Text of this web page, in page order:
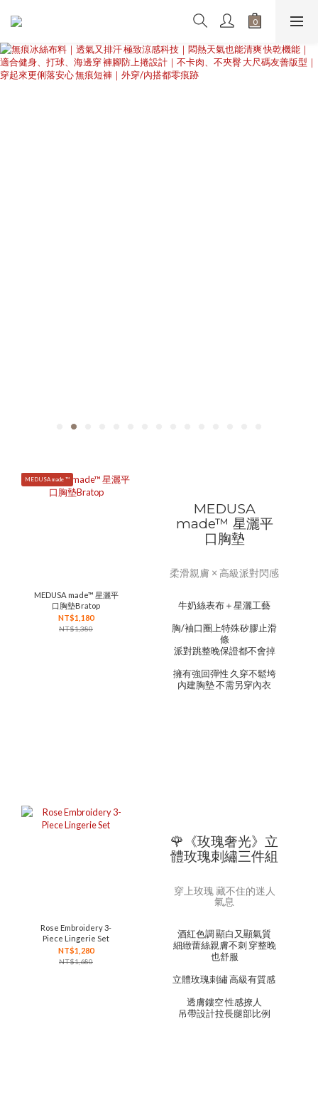
MEDUSA made ™
MEDUSA made™ 星灑平
口胸墊Bratop
NT$1,180
NT$1,380
MEDUSA
made™ 星灑平
口胸墊
柔滑親膚 × 高級派對閃感
牛奶絲表布＋星灑工藝
胸/袖口圈上特殊矽膠止滑
條
派對跳整晚保證都不會掉
擁有強回彈性 久穿不鬆垮
內建胸墊 不需另穿內衣
Rose Embroidery 3-
Piece Lingerie Set
NT$1,280
NT$1,680
🌹《玫瑰奢光》立
體玫瑰刺繡三件組
穿上玫瑰 藏不住的迷人
氣息
酒紅色調 顯白又顯氣質
細緻蕾絲親膚不刺 穿整晚
也舒服
立體玫瑰刺繡 高級有質感
透膚鏤空 性感撩人
吊帶設計拉長腿部比例